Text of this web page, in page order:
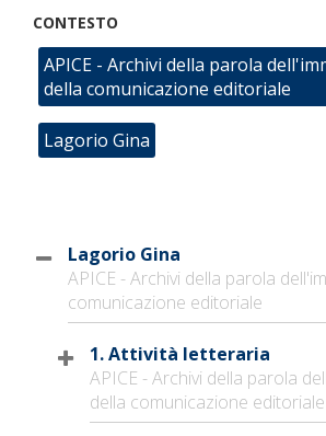
CONTESTO
APICE - Archivi della parola
della comunicazione editoriale
Lagorio Gina
Lagorio Gina
APICE - Archivi della parola
comunicazione editoriale
1. Attività letteraria
APICE - Archivi della parola
della comunicazione editoriale